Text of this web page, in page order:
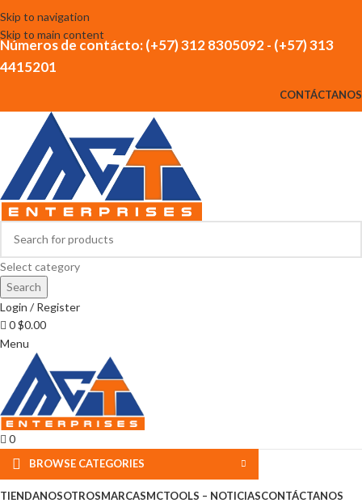
Skip to navigation
Skip to main content
Números de contácto: (+57) 312 8305092 - (+57) 313
4415201
CONTÁCTANOS
Select category
Search
Login / Register
0$0.00
Menu
0
BROWSE CATEGORIES
TIENDANOSOTROSMARCASMCTOOLS – NOTICIASCONTÁCTANOS